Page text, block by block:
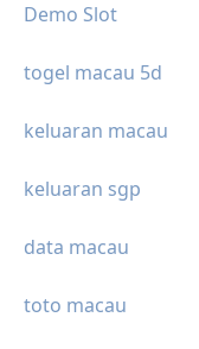
Demo Slot
togel macau 5d
keluaran macau
keluaran sgp
data macau
toto macau